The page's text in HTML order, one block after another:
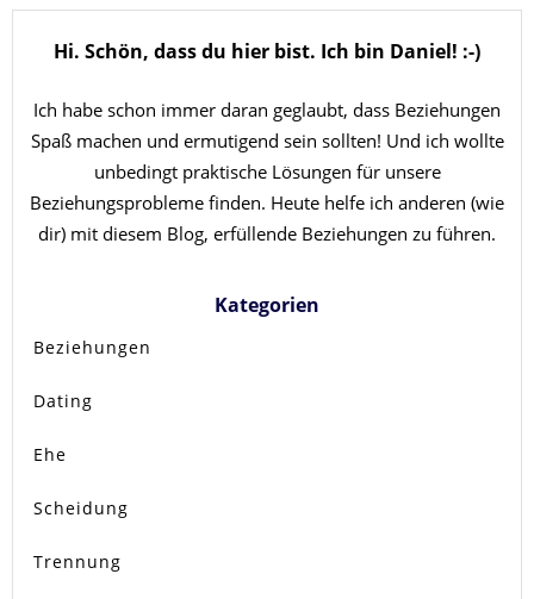
Hi. Schön, dass du hier bist. Ich bin Daniel! :-)
Ich habe schon immer daran geglaubt, dass Beziehungen
Spaß machen und ermutigend sein sollten! Und ich wollte
unbedingt praktische Lösungen für unsere
Beziehungsprobleme finden. Heute helfe ich anderen (wie
dir) mit diesem Blog, erfüllende Beziehungen zu führen.
Kategorien
Beziehungen
Dating
Ehe
Scheidung
Trennung